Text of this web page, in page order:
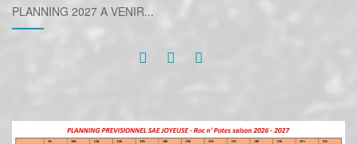
PLANNING 2027 A VENIR...